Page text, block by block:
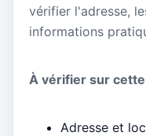
vérifier l'adresse,
informations
À vérifier sur
Adresse et